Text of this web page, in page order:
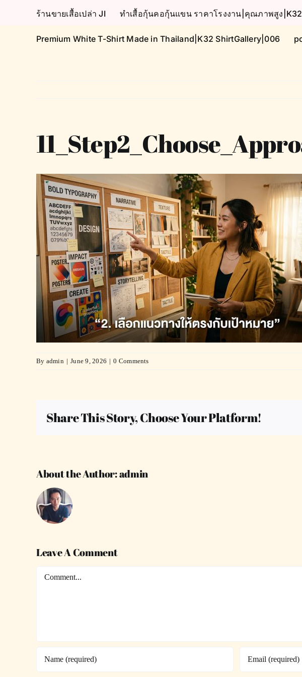
ร้านขายเสื้อเปล่า JI ทำเสื้อกุ้นคอกุ้นแขน ราคาโรงงาน|คุณภาพสูง
Premium White T-Shirt Made in Thailand|K32 ShirtGallery|006
By admin | June 9, 2026 | 0 Comments
Share This Story, Choose Your Platform!
About the Author:admin
Leave A Comment
Comment